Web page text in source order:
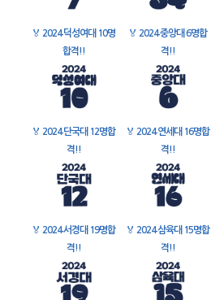
🏅 2024 덕성여대 10명
합격!!
🏅 2024 중앙대 6명합
격!!
🏅 2024 단국대 12명합
격!!
🏅 2024 연세대 16명합
격!!
🏅 2024 서경대 19명합
격!!
🏅 2024 삼육대 15명합
격!!